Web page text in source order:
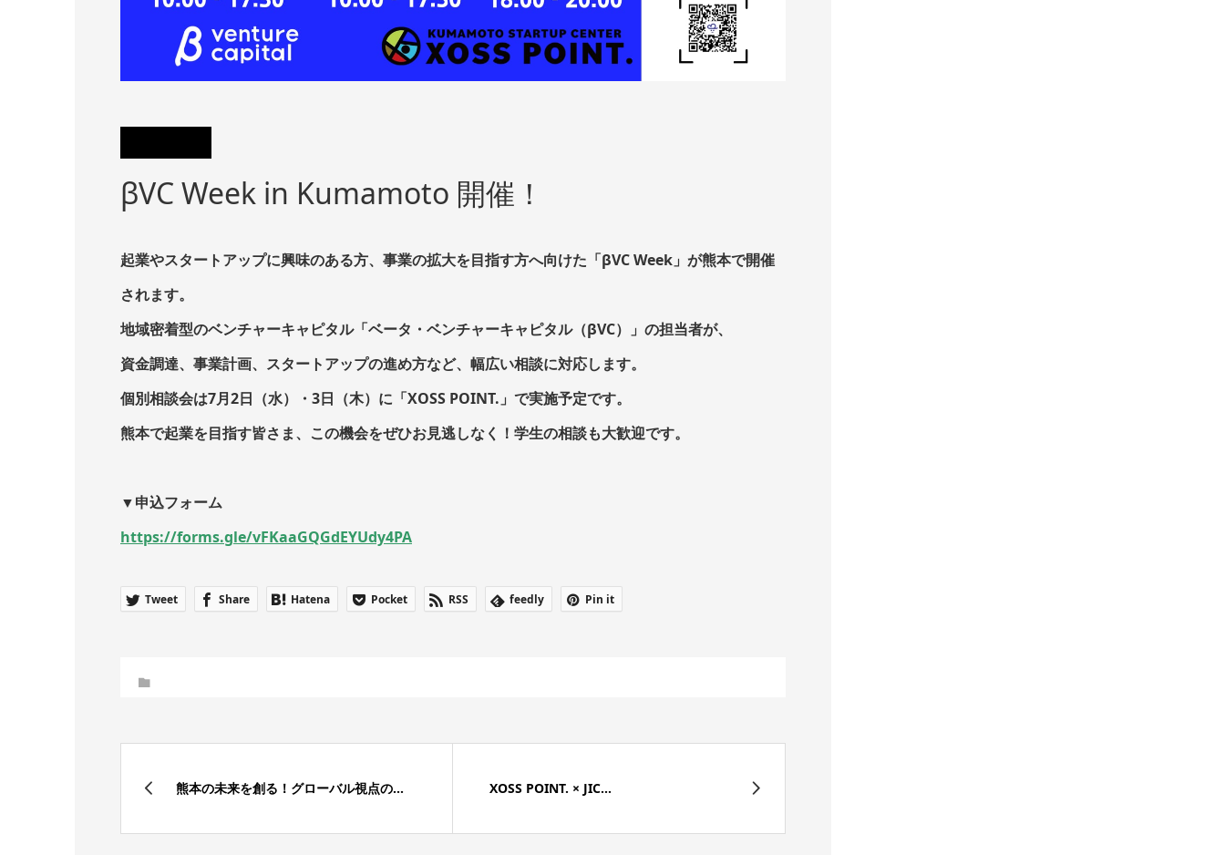
βVC Week in Kumamoto 開催！
起業やスタートアップに興味のある方、事業の拡大を目指す方へ向けた「βVC Week」が熊本で開催
されます。
地域密着型のベンチャーキャピタル「ベータ・ベンチャーキャピタル（βVC）」の担当者が、
資金調達、事業計画、スタートアップの進め方など、幅広い相談に対応します。
個別相談会は7月2日（水）・3日（木）に「XOSS POINT.」で実施予定です。
熊本で起業を目指す皆さま、この機会をぜひお見逃しなく！学生の相談も大歓迎です。
▼申込フォーム
https://forms.gle/vFKaaGQGdEYUdy4PA
Tweet Share Hatena Pocket RSS feedly Pin it
熊本の未来を創る！グローバル視点の... XOSS POINT. × JIC...